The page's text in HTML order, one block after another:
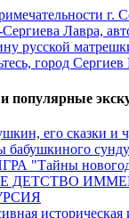
г.
Лавра,
русской
город
популярные
его сказки и
бабушкиного
"Тайны
ДЕТСТВО